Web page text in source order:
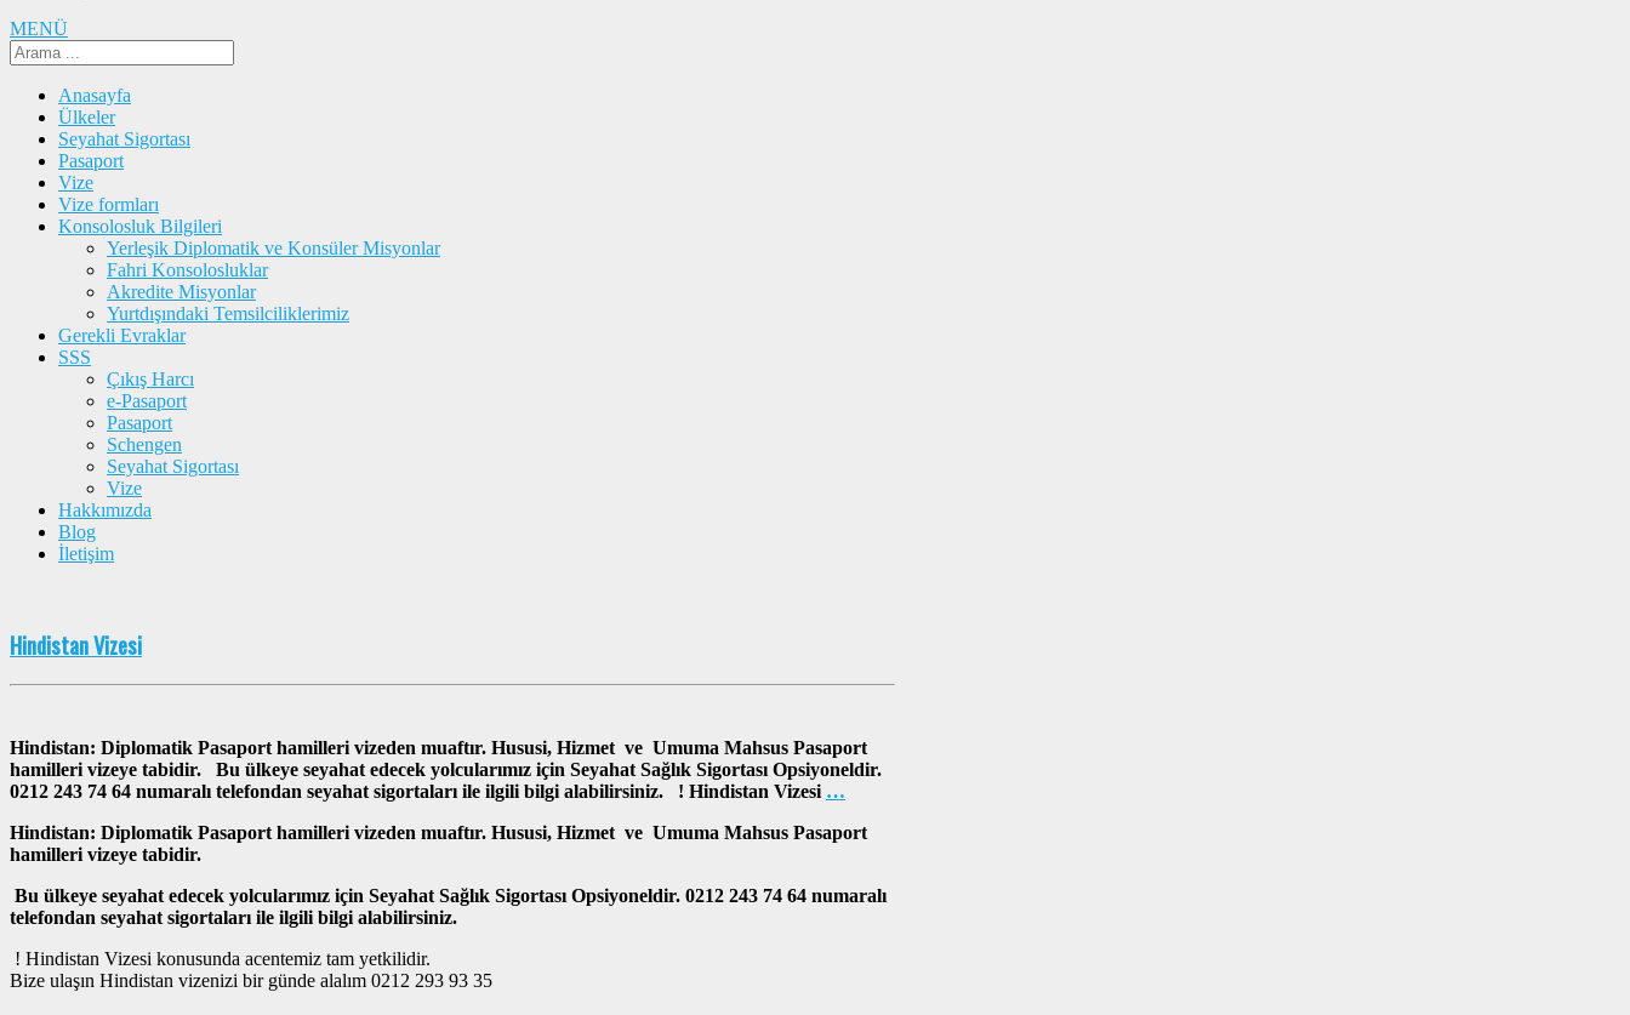
MENÜ
Anasayfa
Ülkeler
Seyahat Sigortası
Pasaport
Vize
Vize formları
Konsolosluk Bilgileri
Yerleşik Diplomatik ve Konsüler Misyonlar
Fahri Konsolosluklar
Akredite Misyonlar
Yurtdışındaki Temsilciliklerimiz
Gerekli Evraklar
SSS
Çıkış Harcı
e-Pasaport
Pasaport
Schengen
Seyahat Sigortası
Vize
Hakkımızda
Blog
İletişim
Hindistan Vizesi
Hindistan: Diplomatik Pasaport hamilleri vizeden muaftır. Hususi, Hizmet ve Umuma Mahsus Pasaport
hamilleri vizeye tabidir. Bu ülkeye seyahat edecek yolcularımız için Seyahat Sağlık Sigortası Opsiyoneldir.
0212 243 74 64 numaralı telefondan seyahat sigortaları ile ilgili bilgi alabilirsiniz. ! Hindistan Vizesi …
Hindistan: Diplomatik Pasaport hamilleri vizeden muaftır. Hususi, Hizmet ve Umuma Mahsus Pasaport
hamilleri vizeye tabidir.
Bu ülkeye seyahat edecek yolcularımız için Seyahat Sağlık Sigortası Opsiyoneldir. 0212 243 74 64 numaralı
telefondan seyahat sigortaları ile ilgili bilgi alabilirsiniz.
! Hindistan Vizesi konusunda acentemiz tam yetkilidir.
Bize ulaşın Hindistan vizenizi bir günde alalım 0212 293 93 35